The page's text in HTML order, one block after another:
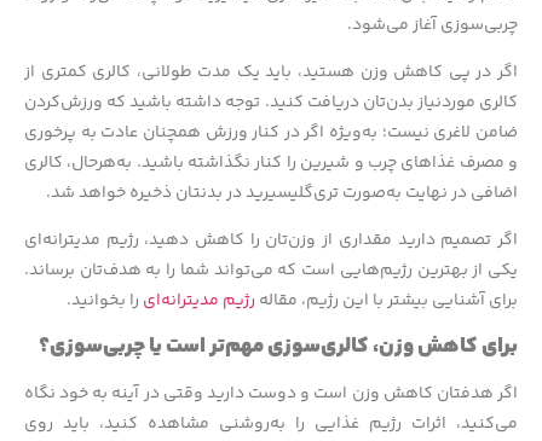
چربی‌سوزی آغاز می‌شود.
اگر در پی کاهش وزن هستید، باید یک مدت طولانی، کالری کمتری از
کالری موردنیاز بدن‌تان دریافت کنید. توجه داشته باشید که ورزش‌کردن
ضامن لاغری نیست؛ به‌ویژه اگر در کنار ورزش همچنان عادت به پرخوری
و مصرف غذاهای چرب و شیرین را کنار نگذاشته باشید. به‌هرحال، کالری
اضافی در نهایت به‌صورت تری‌گلیسیرید در بدنتان ذخیره خواهد شد.
اگر تصمیم دارید مقداری از وزن‌تان را کاهش دهید، رژیم مدیترانه‌ای
یکی از بهترین رژیم‌هایی است که می‌تواند شما را به هدف‌تان برساند.
برای آشنایی بیشتر با این رژیم، مقاله رژیم مدیترانه‌ای را بخوانید.
برای کاهش وزن، کالری‌سوزی مهم‌تر است یا چربی‌سوزی؟
اگر هدفتان کاهش وزن است و دوست دارید وقتی در آینه به خود نگاه
می‌کنید، اثرات رژیم غذایی را به‌روشنی مشاهده کنید، باید روی